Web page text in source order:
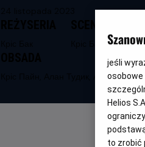
Кріс Пайн, Алан Тудик, Аріана
jeśli
osobowe
Helios
to zrobić